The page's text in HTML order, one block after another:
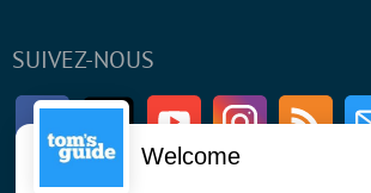
SUIVEZ-NOUS
FacebookTwitter Youtube InstagramRSS
Welcome